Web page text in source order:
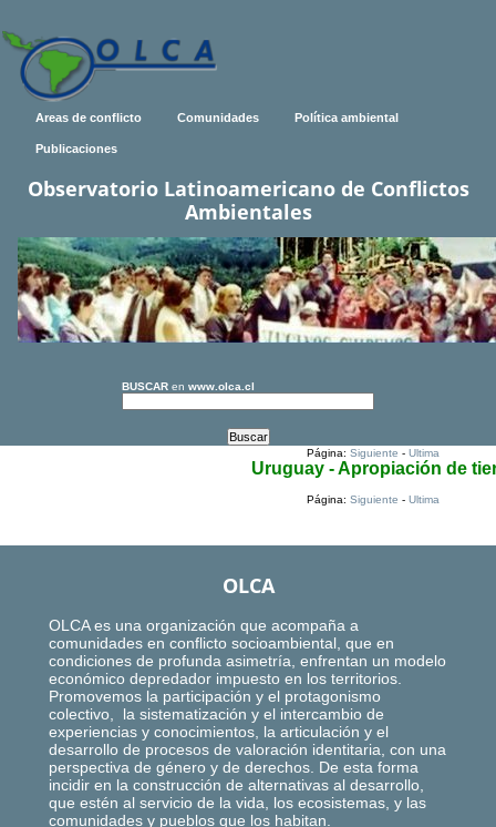
Areas de conflicto Comunidades Política ambiental
Publicaciones
Observatorio Latinoamericano de Conflictos
Ambientales
BUSCAR en www.olca.cl
Página:Siguiente -Ultima
Uruguay - Apropiación de
Página:Siguiente -Ultima
OLCA
OLCA es una organización que acompaña a
comunidades en conflicto socioambiental, que en
condiciones de profunda asimetría, enfrentan un modelo
económico depredador impuesto en los territorios.
Promovemos la participación y el protagonismo
colectivo, la sistematización y el intercambio de
experiencias y conocimientos, la articulación y el
desarrollo de procesos de valoración identitaria, con una
perspectiva de género y de derechos. De esta forma
incidir en la construcción de alternativas al desarrollo,
que estén al servicio de la vida, los ecosistemas, y las
comunidades y pueblos que los habitan.